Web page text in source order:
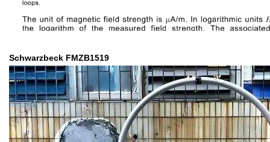
Schwarzbeck FMZB1519